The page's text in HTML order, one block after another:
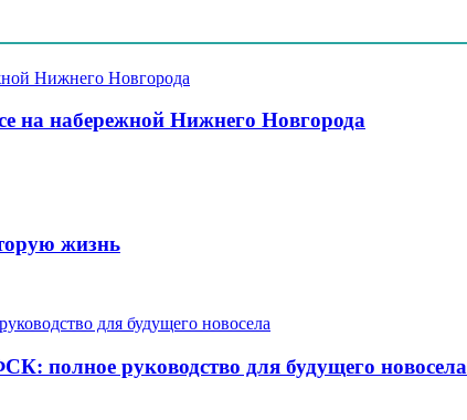
на набережной Нижнего Новгорода
жизнь
полное руководство для будущего новосела